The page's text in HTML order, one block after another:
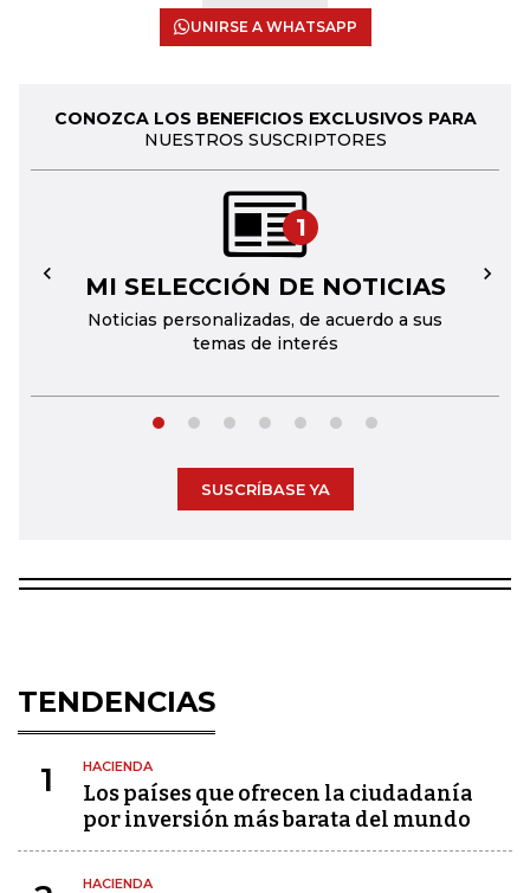
UNIRSE A WHATSAPP
CONOZCA LOS BENEFICIOS EXCLUSIVOS PARA
NUESTROS SUSCRIPTORES
1
MI SELECCIÓN DE NOTICIAS
Noticias personalizadas, de acuerdo a sus
temas de interés
← →
SUSCRÍBASE YA
TENDENCIAS
1 HACIENDA
Los países que ofrecen la ciudadanía
por inversión más barata del mundo
HACIENDA